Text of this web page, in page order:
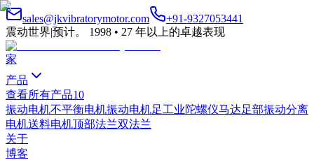
sales@jkvibratorymotor.com
+91-9327053441
震动世界|预计。 1998 • 27 年以上的卓越表现
家
产品
查看所有产品10
振动电机不平衡电机振动电机足工业陀螺仪马达足部振动分离
电机送料电机顶部法兰双法兰
关于
博客